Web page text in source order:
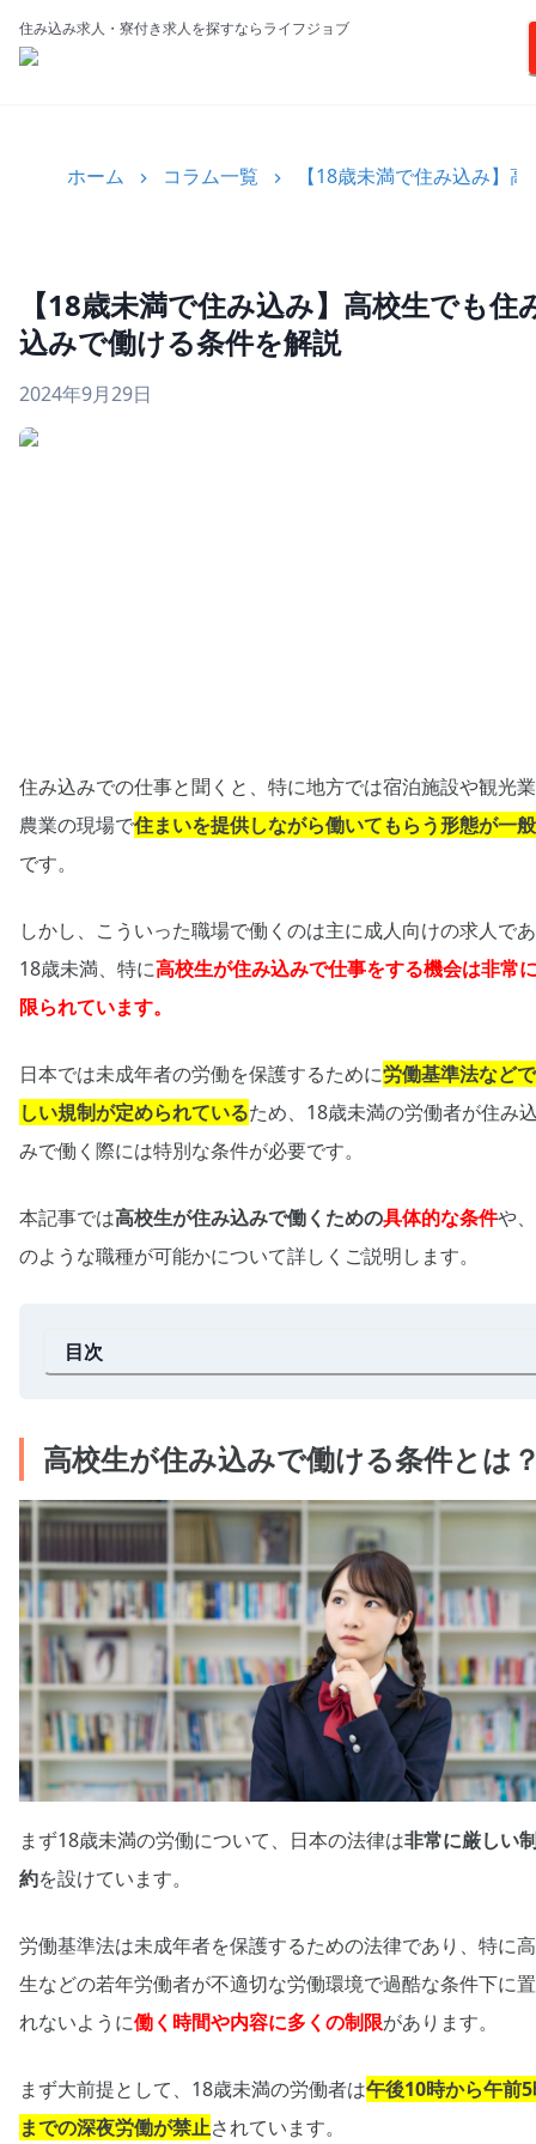
住み込み求人・寮付き求人を探すならライフジョブ
ホーム コラム一覧 【18歳未満で住み込み】
【18歳未満で住み込み】高校生でも住
込みで働ける条件を解説
2024年9月29日
住み込みでの仕事と聞くと、特に地方では宿泊施設や観光
農業の現場で住まいを提供しながら働いてもらう形態が一
です。
しかし、こういった職場で働くのは主に成人向けの求人で
18歳未満、特に高校生が住み込みで仕事をする機会は非常
限られています。
日本では未成年者の労働を保護するために労働基準法など
しい規制が定められているため、18歳未満の労働者が住み
みで働く際には特別な条件が必要です。
本記事では高校生が住み込みで働くための具体的な条件や
のような職種が可能かについて詳しくご説明します。
目次
高校生が住み込みで働ける条件とは
まず18歳未満の労働について、日本の法律は非常に厳しい
約を設けています。
労働基準法は未成年者を保護するための法律であり、特に
生などの若年労働者が不適切な労働環境で過酷な条件下に
れないように働く時間や内容に多くの制限があります。
まず大前提として、18歳未満の労働者は午後10時から午前
までの深夜労働が禁止されています。